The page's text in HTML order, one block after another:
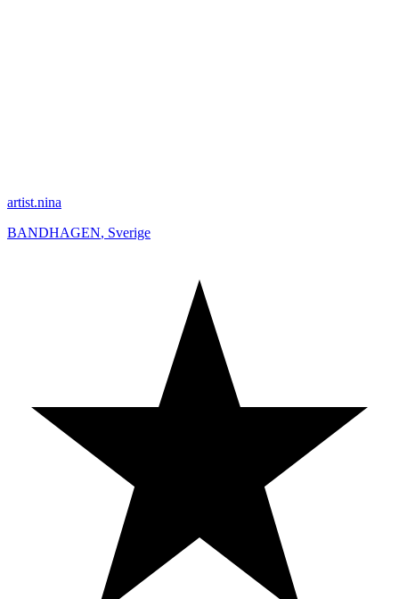
artist.nina
BANDHAGEN, Sverige